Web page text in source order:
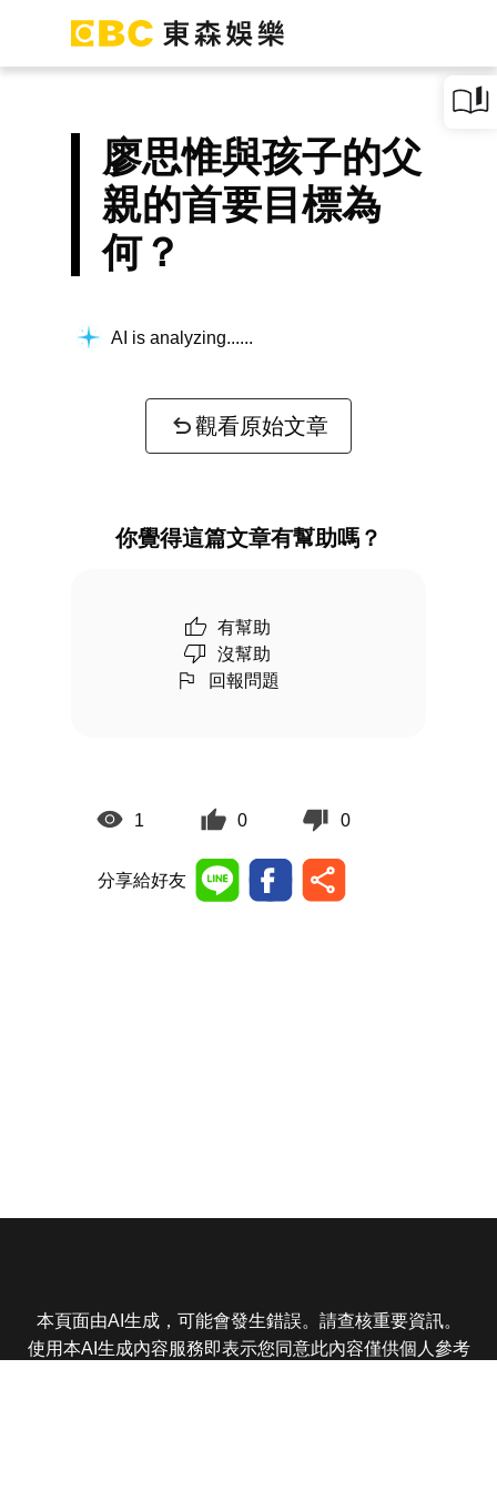
廖思惟與孩子的父
親的首要目標為
何？
AI is analyzing...
觀看原始文章
你覺得這篇文章有幫助嗎？
有幫助
沒幫助
回報問題
1 0 0
分享給好友
本頁面由AI生成，可能會發生錯誤。請查核重要資訊。
使用本AI生成內容服務即表示您同意此內容僅供個人參考